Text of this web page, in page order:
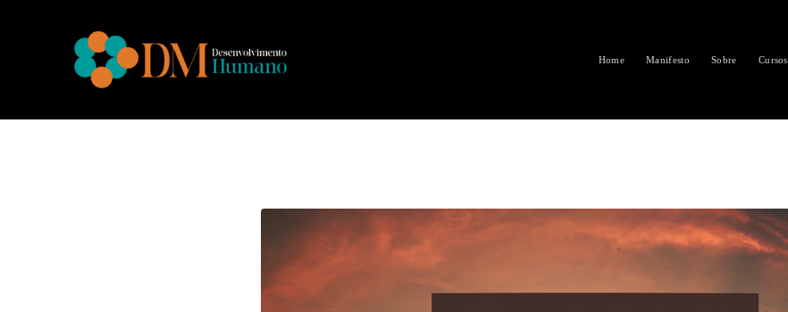
Home Manifesto Sobre Cursos